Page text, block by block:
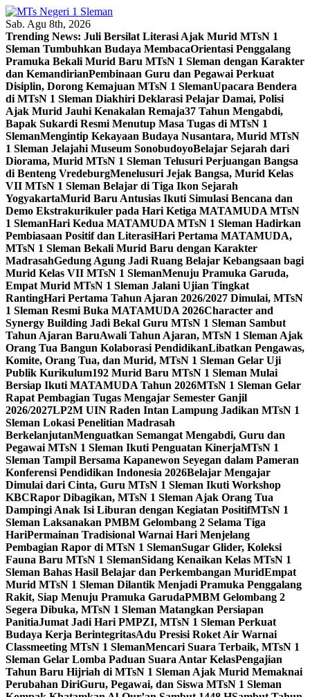
Skip
to
content
Sab. Agu 8th, 2026
Trending News: Juli Bersilat Literasi Ajak Murid MTsN 1
Sleman Tumbuhkan Budaya MembacaOrientasi Penggalang
Pramuka Bekali Murid Baru MTsN 1 Sleman dengan Karakter
dan KemandirianPembinaan Guru dan Pegawai Perkuat
Disiplin, Dorong Kemajuan MTsN 1 SlemanUpacara Bendera
di MTsN 1 Sleman Diakhiri Deklarasi Pelajar Damai, Polisi
Ajak Murid Jauhi Kenakalan Remaja37 Tahun Mengabdi,
Bapak Sukardi Resmi Menutup Masa Tugas di MTsN 1
SlemanMengintip Kekayaan Budaya Nusantara, Murid MTsN
1 Sleman Jelajahi Museum SonobudoyoBelajar Sejarah dari
Diorama, Murid MTsN 1 Sleman Telusuri Perjuangan Bangsa
di Benteng VredeburgMenelusuri Jejak Bangsa, Murid Kelas
VII MTsN 1 Sleman Belajar di Tiga Ikon Sejarah
YogyakartaMurid Baru Antusias Ikuti Simulasi Bencana dan
Demo Ekstrakurikuler pada Hari Ketiga MATAMUDA MTsN
1 SlemanHari Kedua MATAMUDA MTsN 1 Sleman Hadirkan
Pembiasaan Positif dan LiterasiHari Pertama MATAMUDA,
MTsN 1 Sleman Bekali Murid Baru dengan Karakter
MadrasahGedung Agung Jadi Ruang Belajar Kebangsaan bagi
Murid Kelas VII MTsN 1 SlemanMenuju Pramuka Garuda,
Empat Murid MTsN 1 Sleman Jalani Ujian Tingkat
RantingHari Pertama Tahun Ajaran 2026/2027 Dimulai, MTsN
1 Sleman Resmi Buka MATAMUDA 2026Character and
Synergy Building Jadi Bekal Guru MTsN 1 Sleman Sambut
Tahun Ajaran BaruAwali Tahun Ajaran, MTsN 1 Sleman Ajak
Orang Tua Bangun Kolaborasi PendidikanLibatkan Pengawas,
Komite, Orang Tua, dan Murid, MTsN 1 Sleman Gelar Uji
Publik Kurikulum192 Murid Baru MTsN 1 Sleman Mulai
Bersiap Ikuti MATAMUDA Tahun 2026MTsN 1 Sleman Gelar
Rapat Pembagian Tugas Mengajar Semester Ganjil
2026/2027LP2M UIN Raden Intan Lampung Jadikan MTsN 1
Sleman Lokasi Penelitian Madrasah
BerkelanjutanMenguatkan Semangat Mengabdi, Guru dan
Pegawai MTsN 1 Sleman Ikuti Penguatan KinerjaMTsN 1
Sleman Tampil Bersama Kapanewon Seyegan dalam Pameran
Konferensi Pendidikan Indonesia 2026Belajar Mengajar
Dimulai dari Cinta, Guru MTsN 1 Sleman Ikuti Workshop
KBCRapor Dibagikan, MTsN 1 Sleman Ajak Orang Tua
Dampingi Anak Isi Liburan dengan Kegiatan PositifMTsN 1
Sleman Laksanakan PMBM Gelombang 2 Selama Tiga
HariPermainan Tradisional Warnai Hari Menjelang
Pembagian Rapor di MTsN 1 SlemanSugar Glider, Koleksi
Fauna Baru MTsN 1 SlemanSidang Kenaikan Kelas MTsN 1
Sleman Bahas Hasil Belajar dan Perkembangan MuridEmpat
Murid MTsN 1 Sleman Dilantik Menjadi Pramuka Penggalang
Rakit, Siap Menuju Pramuka GarudaPMBM Gelombang 2
Segera Dibuka, MTsN 1 Sleman Matangkan Persiapan
PanitiaJumat Jadi Hari PMPZI, MTsN 1 Sleman Perkuat
Budaya Kerja BerintegritasAdu Presisi Roket Air Warnai
Classmeeting MTsN 1 SlemanMencari Suara Terbaik, MTsN 1
Sleman Gelar Lomba Paduan Suara Antar KelasPengajian
Tahun Baru Hijriah di MTsN 1 Sleman Ajak Murid Memaknai
Perubahan DiriGuru, Pegawai, dan Siswa MTsN 1 Sleman